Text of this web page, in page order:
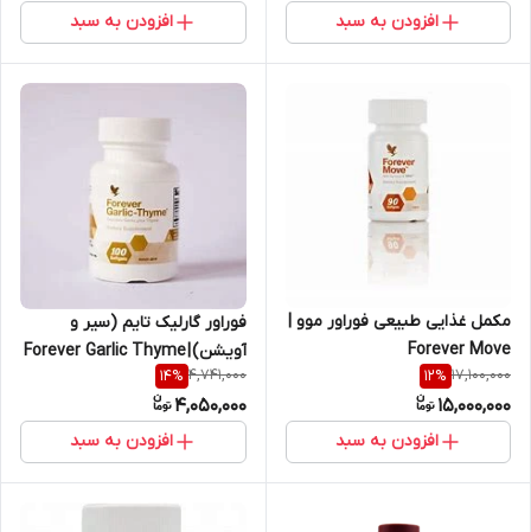
افزودن به سبد افزودن به سبد
مکمل غذایی طبیعی فوراور موو |
Forever Move
17,100,000
12%
15,000,000
افزودن به سبد
فوراور گارلیک تایم (سیر و
آویشن) | Forever Garlic Thyme
4,741,000
14%
4,050,000
افزودن به سبد